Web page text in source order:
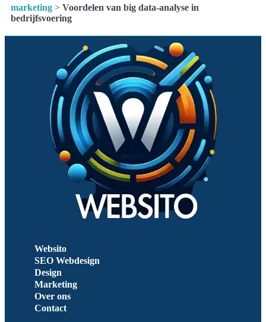
marketing > Voordelen van big data-analyse in
bedrijfsvoering
Websito
SEO Webdesign
Design
Marketing
Over ons
Contact